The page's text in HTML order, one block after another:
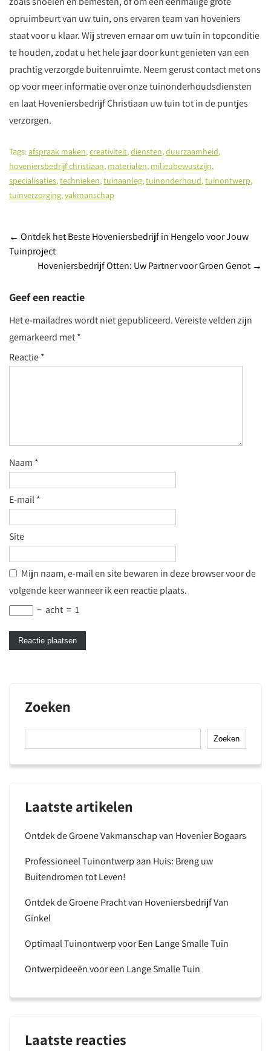
opruimbeurt van uw tuin, ons ervaren team van hoveniers
staat voor u klaar. Wij streven ernaar om uw tuin in topconditie
te houden, zodat u het hele jaar door kunt genieten van een
prachtig verzorgde buitenruimte. Neem gerust contact met ons
op voor meer informatie over onze tuinonderhoudsdiensten
en laat Hoveniersbedrijf Christiaan uw tuin tot in de puntjes
verzorgen.
Tags:afspraak maken,creativiteit,diensten,duurzaamheid,
hoveniersbedrijf christiaan, materialen, milieubewustzijn,
specialisaties,technieken,tuinaanleg,tuinonderhoud,tuinontwerp,
tuinverzorging,vakmanschap
Post
navigation
← Ontdek het Beste Hoveniersbedrijf in Hengelo voor Jouw
Tuinproject
Hoveniersbedrijf Otten: Uw Partner voor Groen Genot →
Geef een reactie
Het e-mailadres wordt niet gepubliceerd.Vereiste velden zijn
gemarkeerd met*
Reactie*
Naam *
E-mail*
Site
Mijn naam, e-mail en site bewaren in deze browser voor de
volgende keer wanneer ik een reactie plaats.
− acht = 1
Zoeken
Zoeken
Laatste artikelen
Ontdek de Groene Vakmanschap van Hovenier Bogaars
Professioneel Tuinontwerp aan Huis: Breng uw
Buitendromen tot Leven!
Ontdek de Groene Pracht van Hoveniersbedrijf Van
Ginkel
Optimaal Tuinontwerp voor Een Lange Smalle Tuin
Ontwerpideeën voor een Lange Smalle Tuin
Laatste reacties